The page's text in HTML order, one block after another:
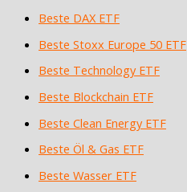
Beste DAX ETF
Beste Stoxx Europe 50 ETF
Beste Technology ETF
Beste Blockchain ETF
Beste Clean Energy ETF
Beste Öl & Gas ETF
Beste Wasser ETF